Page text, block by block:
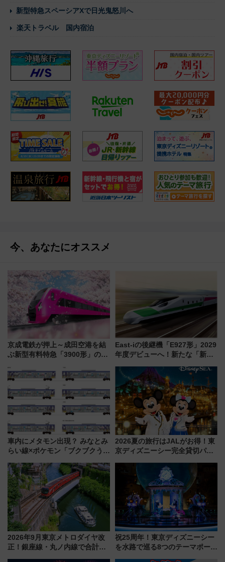
新型特急スペーシアXで日光鬼怒川へ
楽天トラベル 国内宿泊
今、あなたにオススメ
京成電鉄が押上～成田空港を結
ぶ新型有料特急「3900形」のコ
募集も実施
East-iの後継機「E927形」2029
年度デビューへ！新たな「新幹
説【JR東日本】
車内にメタモン出現？ みなとみ
らい線×ポケモン「ブクブクうみ
行開始に！ この夏は直通列車で
横浜へ！
2026夏の旅行はJALがお得！東
京ディズニーシー完全貸切パー
ーン始まる 条件は「夏の国内
線に2回搭乗」
2026年9月東京メトロダイヤ改
正！銀座線・丸ノ内線で合計
祝25周年！東京ディズニーシー
を水路で巡る8つのテーマポート